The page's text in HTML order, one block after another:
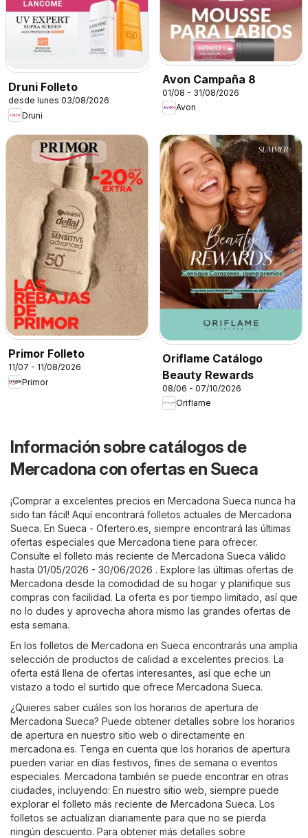
Druni Folleto
desde lunes 03/08/2026
Druni
Avon Campaña 8
01/08 - 31/08/2026
Avon
Primor Folleto
11/07 - 11/08/2026
Primor
Oriflame Catálogo
Beauty Rewards
08/06 - 07/10/2026
Oriflame
Información sobre catálogos de
Mercadona con ofertas en Sueca
¡Comprar a excelentes precios en Mercadona Sueca nunca ha
sido tan fácil! Aquí encontrará folletos actuales de Mercadona
Sueca. En Sueca - Ofertero.es , siempre encontrará las últimas
ofertas especiales que Mercadona tiene para ofrecer.
Consulte el folleto más reciente de Mercadona Sueca válido
hasta 01/05/2026 - 30/06/2026 . Explore las últimas ofertas de
Mercadona desde la comodidad de su hogar y planifique sus
compras con facilidad. La oferta es por tiempo limitado, así que
no lo dudes y aprovecha ahora mismo las grandes ofertas de
esta semana.
En los folletos de Mercadona en Sueca encontrarás una amplia
selección de productos de calidad a excelentes precios. La
oferta está llena de ofertas interesantes, así que eche un
vistazo a todo el surtido que ofrece Mercadona Sueca.
¿Quieres saber cuáles son los horarios de apertura de
Mercadona Sueca? Puede obtener detalles sobre los horarios
de apertura en nuestro sitio web o directamente en
mercadona.es. Tenga en cuenta que los horarios de apertura
pueden variar en días festivos, fines de semana o eventos
especiales. Mercadona también se puede encontrar en otras
ciudades, incluyendo: En nuestro sitio web, siempre puede
explorar el folleto más reciente de Mercadona Sueca. Los
folletos se actualizan diariamente para que no se pierda
ningún descuento. Para obtener más detalles sobre